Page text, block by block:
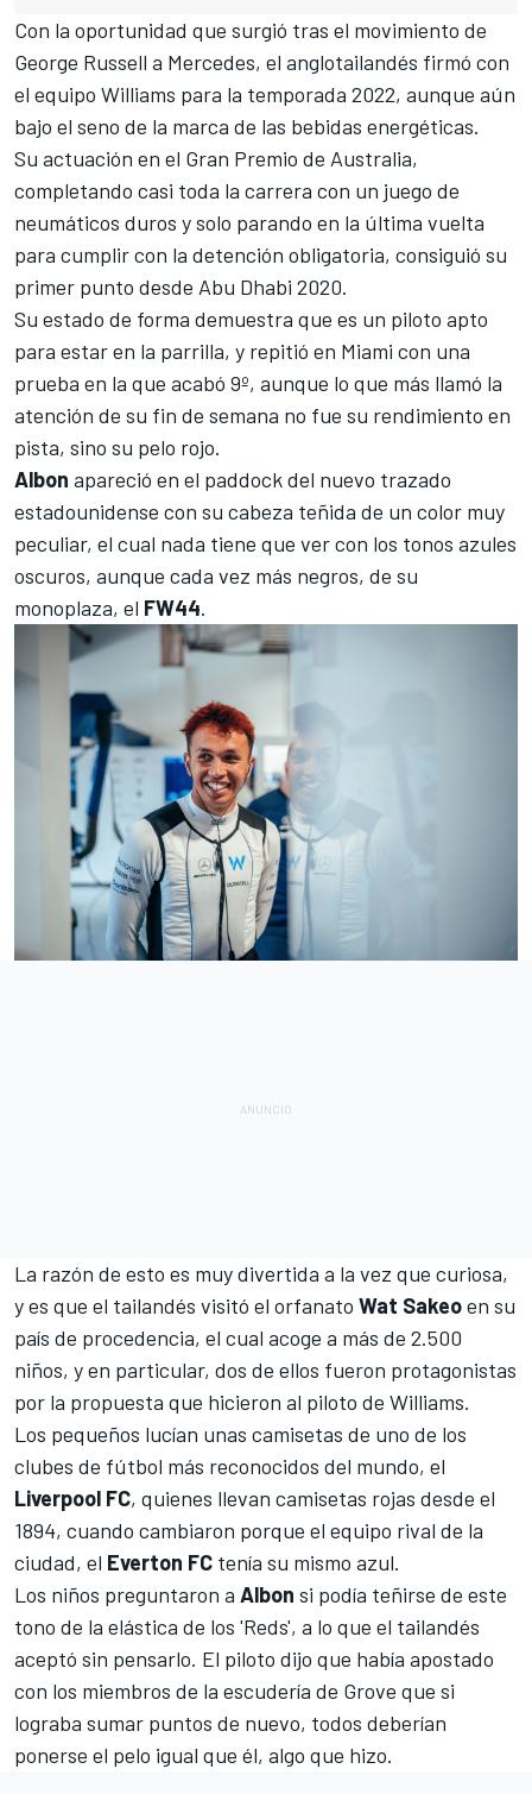
Con la oportunidad que surgió tras el movimiento de
George Russell a Mercedes, el anglotailandés firmó con
el equipo Williams para la temporada 2022, aunque aún
bajo el seno de la marca de las bebidas energéticas.
Su actuación en el Gran Premio de Australia,
completando casi toda la carrera con un juego de
neumáticos duros y solo parando en la última vuelta
para cumplir con la detención obligatoria, consiguió su
primer punto desde Abu Dhabi 2020.
Su estado de forma demuestra que es un piloto apto
para estar en la parrilla, y repitió en Miami con una
prueba en la que acabó 9º, aunque lo que más llamó la
atención de su fin de semana no fue su rendimiento en
pista, sino su pelo rojo.
Albon apareció en el paddock del nuevo trazado
estadounidense con su cabeza teñida de un color muy
peculiar, el cual nada tiene que ver con los tonos azules
oscuros, aunque cada vez más negros, de su
monoplaza, el FW44.
La razón de esto es muy divertida a la vez que curiosa,
y es que el tailandés visitó el orfanato Wat Sakeoen su
país de procedencia, el cual acoge a más de 2.500
niños, y en particular, dos de ellos fueron protagonistas
por la propuesta que hicieron al piloto de Williams.
Los pequeños lucían unas camisetas de uno de los
clubes de fútbol más reconocidos del mundo, el
Liverpool FC, quienes llevan camisetas rojas desde el
1894, cuando cambiaron porque el equipo rival de la
ciudad, el Everton FC tenía su mismo azul.
Los niños preguntaron a Albon si podía teñirse de este
tono de la elástica de los 'Reds', a lo que el tailandés
aceptó sin pensarlo. El piloto dijo que había apostado
con los miembros de la escudería de Grove que si
lograba sumar puntos de nuevo, todos deberían
ponerse el pelo igual que él, algo que hizo.